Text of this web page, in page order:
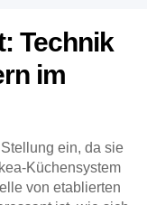
Technik
im
ein, da sie
Küchensystem
von etablierten